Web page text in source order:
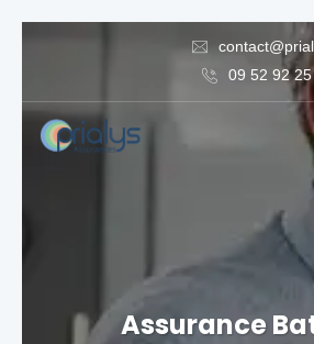
09 52 92
Assurance